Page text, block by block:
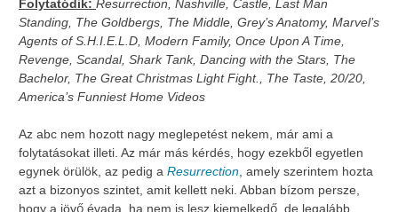
Folytatódik: Resurrection, Nashville, Castle, Last Man
Standing, The Goldbergs, The Middle, Grey’s Anatomy, Marvel’s
Agents of S.H.I.E.L.D, Modern Family, Once Upon A Time,
Revenge, Scandal, Shark Tank, Dancing with the Stars, The
Bachelor, The Great Christmas Light Fight., The Taste, 20/20,
America’s Funniest Home Videos
Az abc nem hozott nagy meglepetést nekem, már ami a
folytatásokat illeti. Az már más kérdés, hogy ezekből egyetlen
egynek örülök, az pedig a Resurrection, amely szerintem hozta
azt a bizonyos szintet, amit kellett neki. Abban bízom persze,
hogy a jövő évada, ha nem is lesz kiemelkedő, de legalább